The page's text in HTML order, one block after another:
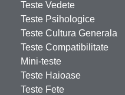
Teste Vedete
Teste Psihologice
Teste Cultura Generala
Teste Compatibilitate
Mini-teste
Teste Haioase
Teste Fete